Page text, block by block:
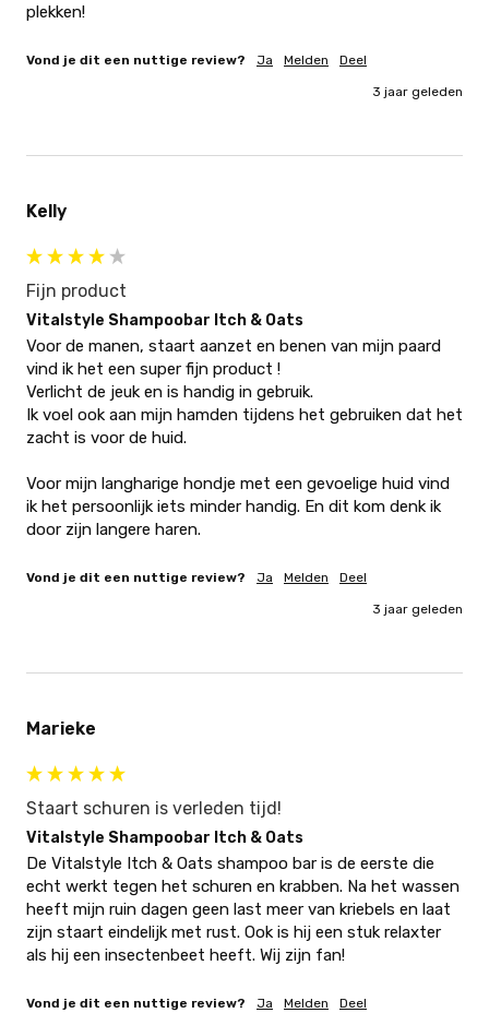
plekken!
Vond je dit een nuttige review? Ja Melden Deel
3 jaar geleden
Kelly
Fijn product
Vitalstyle Shampoobar Itch & Oats
Voor de manen, staart aanzet en benen van mijn paard
vind ik het een super fijn product !
Verlicht de jeuk en is handig in gebruik.
Ik voel ook aan mijn hamden tijdens het gebruiken dat het
zacht is voor de huid.
Voor mijn langharige hondje met een gevoelige huid vind
ik het persoonlijk iets minder handig. En dit kom denk ik
door zijn langere haren.
Vond je dit een nuttige review? Ja Melden Deel
3 jaar geleden
Marieke
Staart schuren is verleden tijd!
Vitalstyle Shampoobar Itch & Oats
De Vitalstyle Itch & Oats shampoo bar is de eerste die
echt werkt tegen het schuren en krabben. Na het wassen
heeft mijn ruin dagen geen last meer van kriebels en laat
zijn staart eindelijk met rust. Ook is hij een stuk relaxter
als hij een insectenbeet heeft. Wij zijn fan!
Vond je dit een nuttige review? Ja Melden Deel